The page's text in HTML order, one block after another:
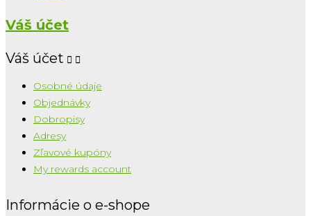
Váš účet
Váš účet  
Osobné údaje
Objednávky
Dobropisy
Adresy
Zľavové kupóny
My rewards account
Informácie o e-shope